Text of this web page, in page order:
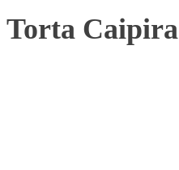
Torta Caipira